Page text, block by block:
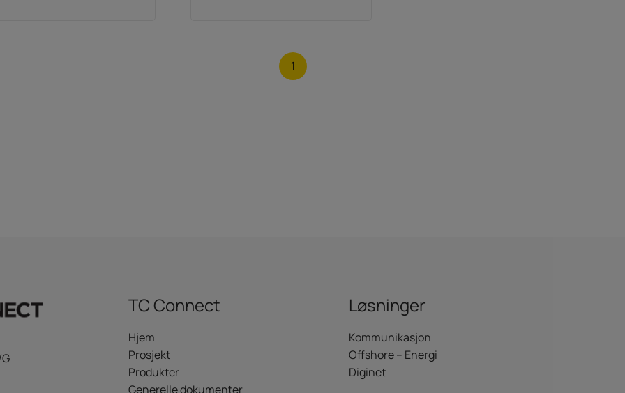
1
TC Connect
Hjem
Prosjekt
Produkter
Generelle dokumenter
Løsninger
Kommunikasjon
Offshore – Energi
Diginet